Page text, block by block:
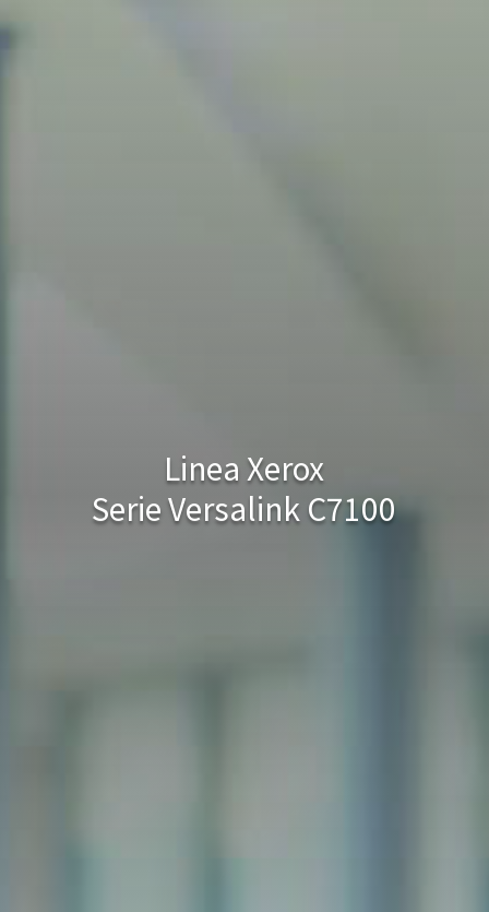
Linea Xerox
Serie Versalink C7100